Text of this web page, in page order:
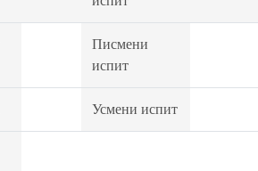
Писмени
испит
Усмени испит